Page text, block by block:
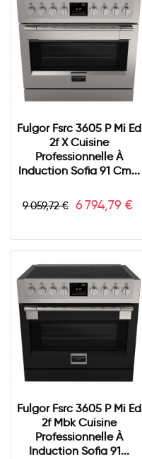
Fulgor Fsrc 3605 P Mi Ed
2f X Cuisine
Professionnelle À
Induction Sofia 91 Cm...
Prix
9 059,72 € Prix
6 794,79 €
Fulgor Fsrc 3605 P Mi Ed
2f Mbk Cuisine
Professionnelle À
Induction Sofia 91...